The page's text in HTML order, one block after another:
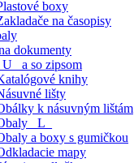
boxy
na časopisy
dokumenty
_U_ a so zipsom
knihy
lišty
k násuvným lištám
_L_
a boxy s gumičkou
mapy